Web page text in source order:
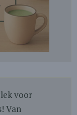
voor
Van